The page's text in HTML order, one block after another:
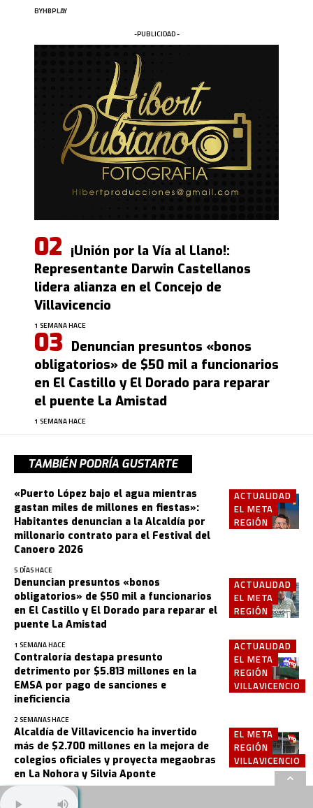
BYHBPLAY
-PUBLICIDAD -
¡Unión por la Vía al Llano!:
Representante Darwin Castellanos
lidera alianza en el Concejo de
Villavicencio
1 SEMANA HACE
Denuncian presuntos «bonos
obligatorios» de $50 mil a funcionarios
en El Castillo y El Dorado para reparar
el puente La Amistad
1 SEMANA HACE
TAMBIÉN PODRÍA GUSTARTE
ACTUALIDAD
EL META
REGIÓN
«Puerto López bajo el agua mientras
gastan miles de millones en fiestas»:
Habitantes denuncian a la Alcaldía por
millonario contrato para el Festival del
Canoero 2026
5 DÍAS HACE
ACTUALIDAD
EL META
REGIÓN
Denuncian presuntos «bonos
obligatorios» de $50 mil a funcionarios
en El Castillo y El Dorado para reparar el
puente La Amistad
1 SEMANA HACE
ACTUALIDAD
EL META
REGIÓN
VILLAVICENCIO
Contraloría destapa presunto
detrimento por $5.813 millones en la
EMSA por pago de sanciones e
ineficiencia
2 SEMANAS HACE
EL META
REGIÓN
VILLAVICENCIO
Alcaldía de Villavicencio ha invertido
más de $2.700 millones en la mejora de
colegios oficiales y proyecta megaobras
en La Nohora y Silvia Aponte